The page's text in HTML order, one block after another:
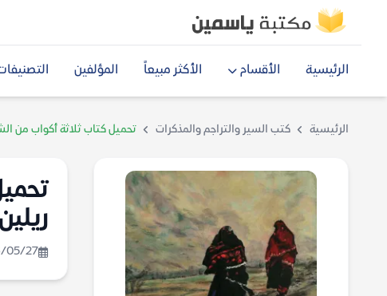
الرئيسية الأقسام الأكثر مبيعاً المؤلفين
الرئيسية كتب السير والتراجم والمذكرات تحميل كتاب ثلاثة أكواب من
ريلين
05/27